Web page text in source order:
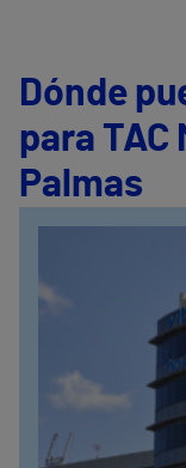
Dónde
para
Palmas